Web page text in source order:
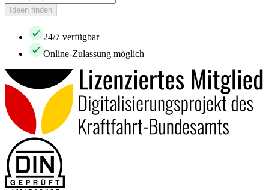
Ideen finden
24/7 verfügbar
Online-Zulassung möglich